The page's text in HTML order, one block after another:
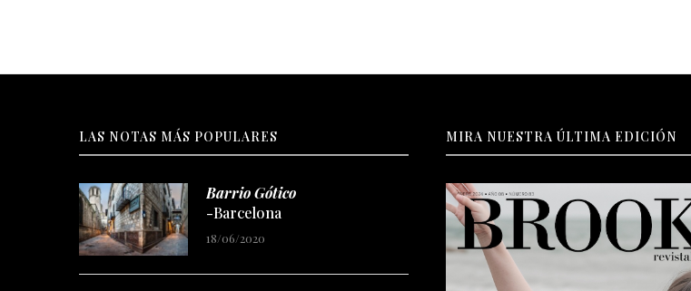
LAS NOTAS MÁS POPULARES
Barrio Gótico
-Barcelona
18/06/2020
MIRA NUESTRA ÚLTIMA EDICIÓN